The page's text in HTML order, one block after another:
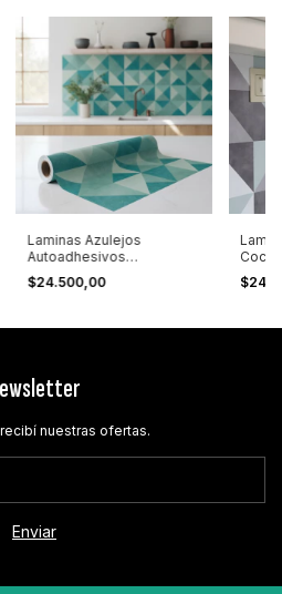
Laminas Azulejos
Autoadhesivos
Diagonales 1,20x0,60
$24.500,00
nuestras ofertas.